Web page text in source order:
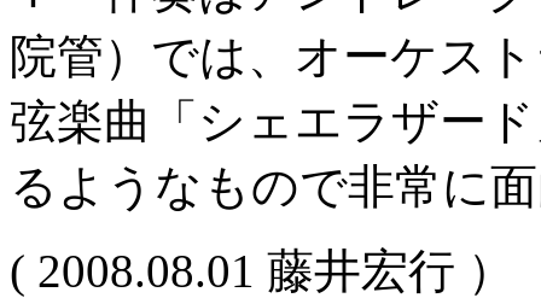
院管）では、オーケス
弦楽曲「シェエラザー
るようなもので非常に
( 2008.08.01 藤井宏行 ）